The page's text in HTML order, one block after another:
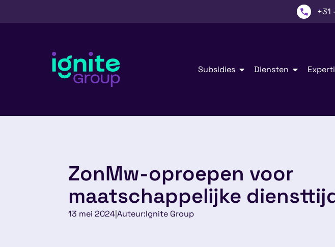
+31
Subsidies Diensten
ZonMw-oproepen voor
maatschappelijke
13 mei 2024|Auteur:Ignite Group